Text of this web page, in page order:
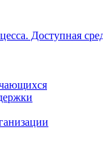
Доступная